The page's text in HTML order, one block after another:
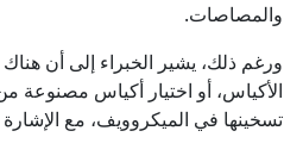
والمصاصات.
ورغم ذلك، يشير الخبراء إلى أن
الأكياس، أو اختيار أكياس مصنوعة
تسخينها في الميكروويف، مع